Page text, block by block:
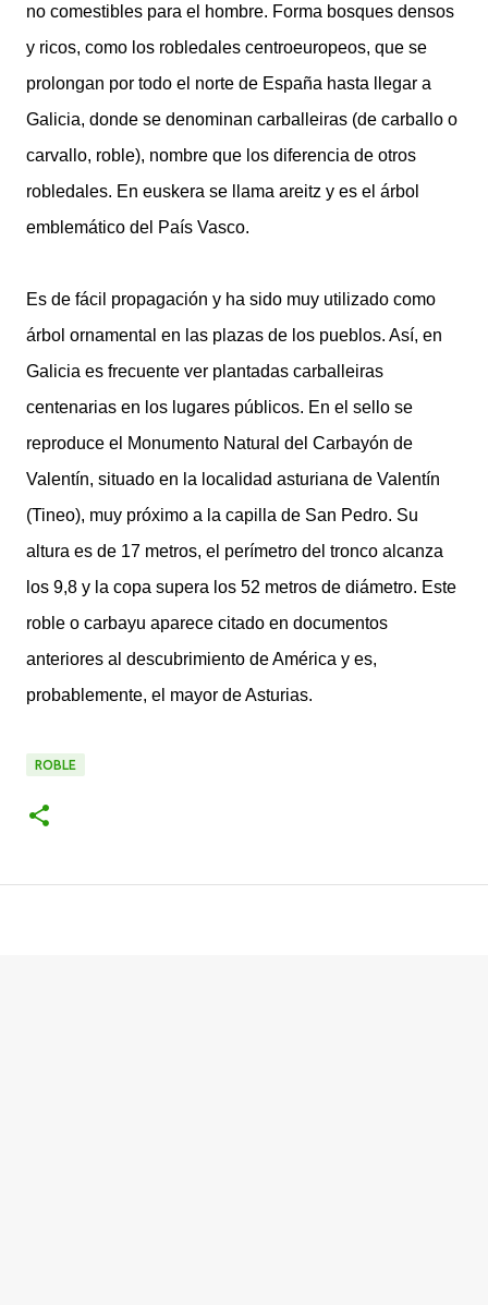
no comestibles para el hombre. Forma bosques densos
y ricos, como los robledales centroeuropeos, que se
prolongan por todo el norte de España hasta llegar a
Galicia, donde se denominan carballeiras (de carballo o
carvallo, roble), nombre que los diferencia de otros
robledales. En euskera se llama areitz y es el árbol
emblemático del País Vasco.
Es de fácil propagación y ha sido muy utilizado como
árbol ornamental en las plazas de los pueblos. Así, en
Galicia es frecuente ver plantadas carballeiras
centenarias en los lugares públicos. En el sello se
reproduce el Monumento Natural del Carbayón de
Valentín, situado en la localidad asturiana de Valentín
(Tineo), muy próximo a la capilla de San Pedro. Su
altura es de 17 metros, el perímetro del tronco alcanza
los 9,8 y la copa supera los 52 metros de diámetro. Este
roble o carbayu aparece citado en documentos
anteriores al descubrimiento de América y es,
probablemente, el mayor de Asturias.
ROBLE